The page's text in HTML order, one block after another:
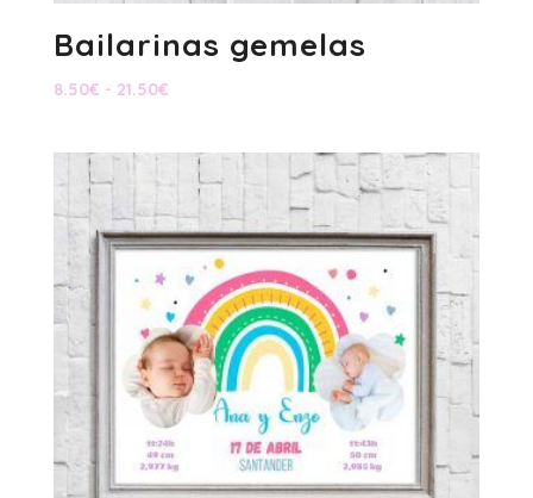
Bailarinas gemelas
8.50€ - 21.50€Rango
desde
8.50€
hasta
21.50€